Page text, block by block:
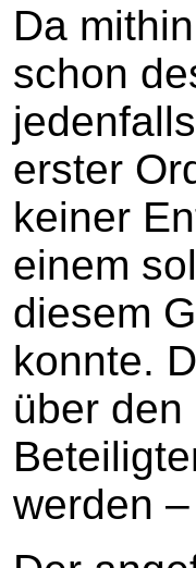
Da
schon
erster
keiner
einem
diesem
konnte.
über
werden